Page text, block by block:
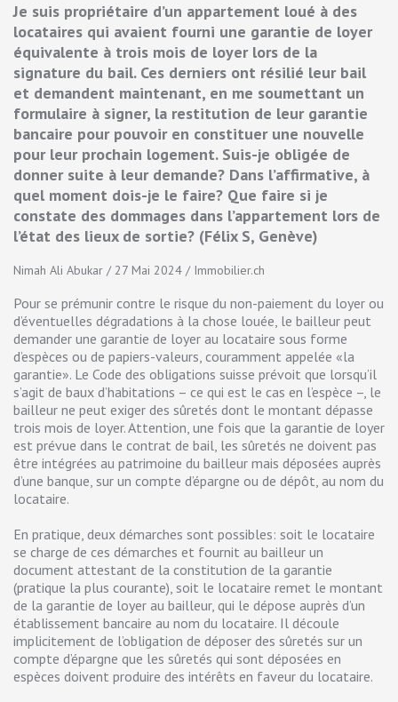
Je suis propriétaire d’un appartement loué à des
locataires qui avaient fourni une garantie de loyer
équivalente à trois mois de loyer lors de la
signature du bail. Ces derniers ont résilié leur bail
et demandent maintenant, en me soumettant un
formulaire à signer, la restitution de leur garantie
bancaire pour pouvoir en constituer une nouvelle
pour leur prochain logement. Suis-je obligée de
donner suite à leur demande? Dans l’affirmative, à
quel moment dois-je le faire? Que faire si je
constate des dommages dans l’appartement lors de
l’état des lieux de sortie? (Félix S, Genève)
Nimah Ali Abukar / 27 Mai 2024 / Immobilier.ch
Pour se prémunir contre le risque du non-paiement du loyer ou
d’éventuelles dégradations à la chose louée, le bailleur peut
demander une garantie de loyer au locataire sous forme
d’espèces ou de papiers-valeurs, couramment appelée «la
garantie». Le Code des obligations suisse prévoit que lorsqu’il
s’agit de baux d’habitations – ce qui est le cas en l’espèce –, le
bailleur ne peut exiger des sûretés dont le montant dépasse
trois mois de loyer. Attention, une fois que la garantie de loyer
est prévue dans le contrat de bail, les sûretés ne doivent pas
être intégrées au patrimoine du bailleur mais déposées auprès
d’une banque, sur un compte d’épargne ou de dépôt, au nom du
locataire.
En pratique, deux démarches sont possibles: soit le locataire
se charge de ces démarches et fournit au bailleur un
document attestant de la constitution de la garantie
(pratique la plus courante), soit le locataire remet le montant
de la garantie de loyer au bailleur, qui le dépose auprès d’un
établissement bancaire au nom du locataire. Il découle
implicitement de l’obligation de déposer des sûretés sur un
compte d’épargne que les sûretés qui sont déposées en
espèces doivent produire des intérêts en faveur du locataire.